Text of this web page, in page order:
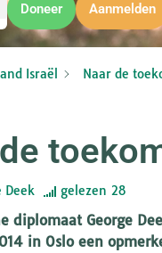
Doneer Aanmelden
Israël Naar de
Deek gelezen 28
diplomaat George
in Oslo een